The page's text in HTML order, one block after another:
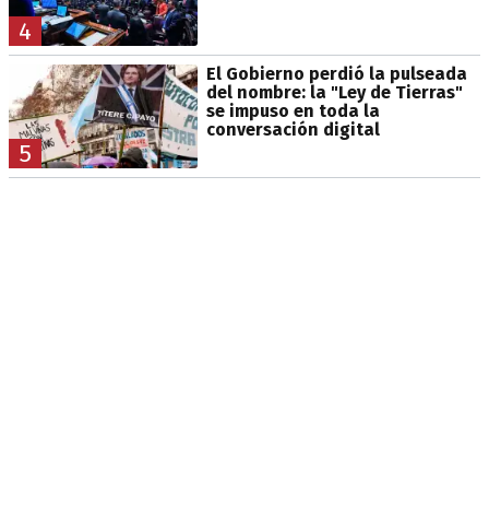
4
5
El Gobierno perdió la pulseada
del nombre: la "Ley de Tierras"
se impuso en toda la
conversación digital